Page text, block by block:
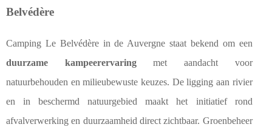
Belvédère
Camping Le Belvédère in de Auvergne staat bekend om een
duurzame kampeerervaringmet aandacht voor
natuurbehouden en milieubewuste keuzes. De ligging aan rivier
en in beschermd natuurgebied maakt het initiatief rond
afvalverwerking en duurzaamheid direct zichtbaar. Groenbeheer